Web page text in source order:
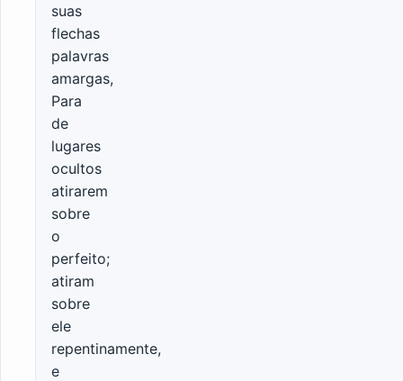
suas
flechas
palavras
amargas,
Para
de
lugares
ocultos
atirarem
sobre
o
perfeito;
atiram
sobre
ele
repentinamente,
e